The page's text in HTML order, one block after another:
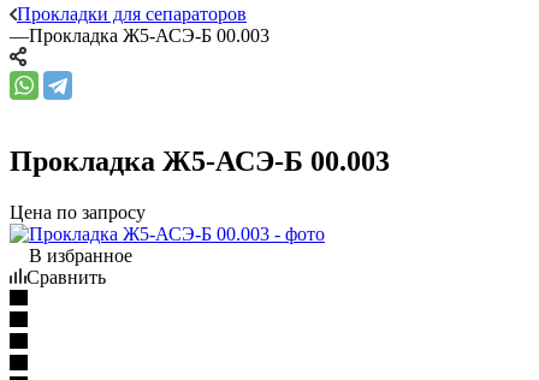
Прокладки для сепараторов
—Прокладка Ж5-АСЭ-Б 00.003
Прокладка Ж5-АСЭ-Б 00.003
Цена по запросу
В избранное
Сравнить